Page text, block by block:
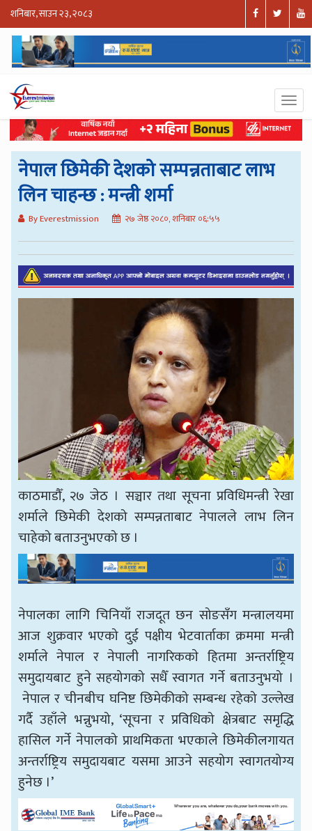
शनिबार, साउन २३, २०८३
नेपाल छिमेकी देशको सम्पन्नताबाट लाभ
लिन चाहन्छ : मन्त्री शर्मा
By Everestmission २७ जेष्ठ २०८०, शनिबार ०६:५५
काठमाडौँ, २७ जेठ । सञ्चार तथा सूचना प्रविधिमन्त्री रेखा
शर्माले छिमेकी देशको सम्पन्नताबाट नेपालले लाभ लिन
चाहेको बताउनुभएको छ ।
नेपालका लागि चिनियाँ राजदूत छन सोङसँग मन्त्रालयमा
आज शुक्रवार भएको दुई पक्षीय भेटवार्ताका क्रममा मन्त्री
शर्माले नेपाल र नेपाली नागरिककाे हितमा अन्तर्राष्ट्रिय
समुदायबाट हुने सहयोगको सधैँ स्वागत गर्ने बताउनुभयो ।
नेपाल र चीनबीच घनिष्ट छिमेकीको सम्बन्ध रहेको उल्लेख
गर्दै उहाँले भन्नुभयो, ‘सूचना र प्रविधिको क्षेत्रबाट समृद्धि
हासिल गर्ने नेपालको प्राथमिकता भएकाले छिमेकीलगायत
अन्तर्राष्ट्रिय समुदायबाट यसमा आउने सहयोग स्वागतयोग्य
हुनेछ ।’